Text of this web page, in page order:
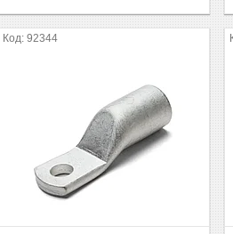
92344